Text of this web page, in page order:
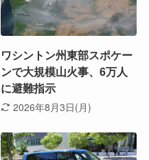
ワシントン州東部スポケー
ンで大規模山火事、6万人
に避難指示
2026年8月3日(月)